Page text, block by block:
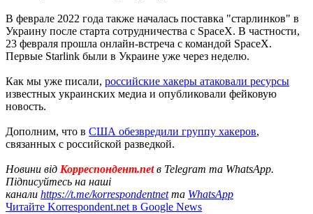
В феврале 2022 года также началась поставка "старлинков" в
Украину после старта сотрудничества с SpaceX. В частности,
23 февраля прошла онлайн-встреча с командой SpaceX.
Первые Starlink были в Украине уже через неделю.
Как мы уже писали, российские хакеры атаковали ресурсы
известных украинских медиа и опубликовали фейковую
новость.
Дополним, что в США обезвредили группу хакеров,
связанных с российской разведкой.
Новини від Корреспондент.netв Telegram та WhatsApp.
Підписуйтесь на наші
канали https://t.me/korrespondentnetта WhatsApp
Читайте Korrespondent.net в Google News